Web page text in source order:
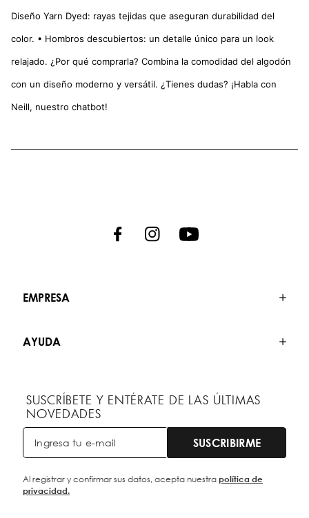
Diseño Yarn Dyed: rayas tejidas que aseguran durabilidad del
color. • Hombros descubiertos: un detalle único para un look
relajado. ¿Por qué comprarla? Combina la comodidad del algodón
con un diseño moderno y versátil. ¿Tienes dudas? ¡Habla con
Neill, nuestro chatbot!
EMPRESA
AYUDA
SUSCRÍBETE Y ENTÉRATE DE LAS ÚLTIMAS
NOVEDADES
SUSCRIBIRME
Al registrar y confirmar sus datos, acepta nuestrapolítica de
privacidad.